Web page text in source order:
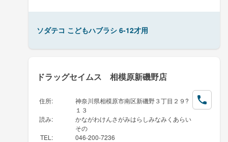
ソダテコ こどもハブラシ 6-12才用
ドラッグセイムス 相模原新磯野店
住所:
神奈川県相模原市南区新磯野３丁目２９?
１３
読み:
かながわけんさがみはらしみなみくあらい
その
TEL : 046-200-7236